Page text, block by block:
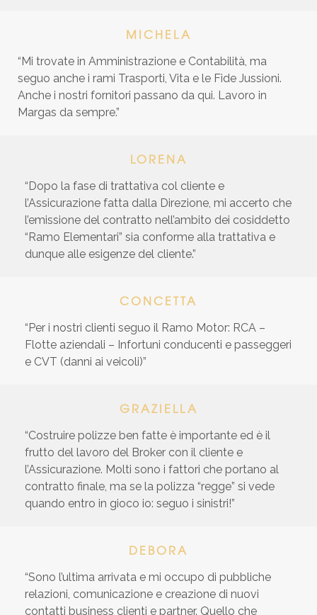
MICHELA
“Mi trovate in Amministrazione e Contabilità, ma
seguo anche i rami Trasporti, Vita e le Fide Jussioni.
Anche i nostri fornitori passano da qui. Lavoro in
Margas da sempre.”
LORENA
“Dopo la fase di trattativa col cliente e
l’Assicurazione fatta dalla Direzione, mi accerto che
l’emissione del contratto nell’ambito dei cosiddetto
“Ramo Elementari” sia conforme alla trattativa e
dunque alle esigenze del cliente.”
CONCETTA
“Per i nostri clienti seguo il Ramo Motor: RCA –
Flotte aziendali – Infortuni conducenti e passeggeri
e CVT (danni ai veicoli)”
GRAZIELLA
“Costruire polizze ben fatte è importante ed è il
frutto del lavoro del Broker con il cliente e
l’Assicurazione. Molti sono i fattori che portano al
contratto finale, ma se la polizza “regge” si vede
quando entro in gioco io: seguo i sinistri!”
DEBORA
“Sono l’ultima arrivata e mi occupo di pubbliche
relazioni, comunicazione e creazione di nuovi
contatti business clienti e partner. Quello che